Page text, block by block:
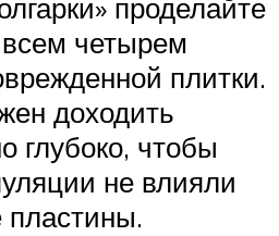
проделайте
четырем
плитки.
доходить
глубоко, чтобы
не влияли
пластины.